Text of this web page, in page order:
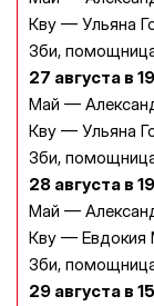
Кву — Ульяна
Зби,
27 августа в
Май —
Кву — Ульяна
Зби,
28 августа в
Май —
Кву — Евдокия
Зби,
29 августа в